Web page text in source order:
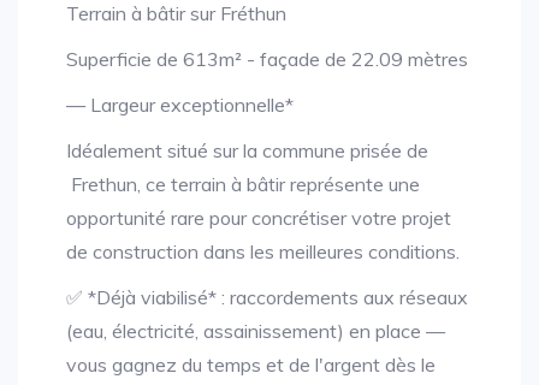
Terrain à bâtir sur Fréthun
Superficie de 613m² - façade de 22.09 mètres
— Largeur exceptionnelle*
Idéalement situé sur la commune prisée de
Frethun, ce terrain à bâtir représente une
opportunité rare pour concrétiser votre projet
de construction dans les meilleures conditions.
✅ *Déjà viabilisé* : raccordements aux réseaux
(eau, électricité, assainissement) en place —
vous gagnez du temps et de l'argent dès le